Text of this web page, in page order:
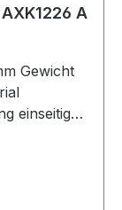
JTEKT-KOYO Axial-Nadellager AXK1226 A
Gewicht
einseitig